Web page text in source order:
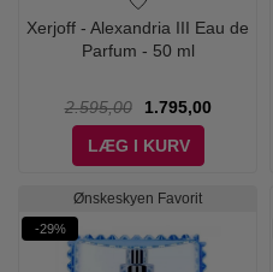
Xerjoff - Alexandria III Eau de
Parfum - 50 ml
2.595,00
1.795,00
LÆG I KURV
Ønskeskyen Favorit
-29%